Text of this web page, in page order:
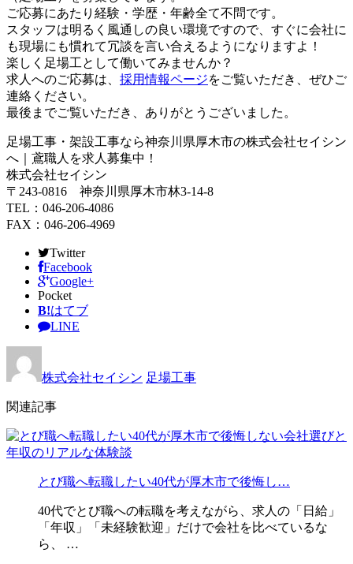
ご応募にあたり経験・学歴・年齢全て不問です。
スタッフは明るく風通しの良い環境ですので、すぐに会社に
も現場にも慣れて冗談を言い合えるようになりますよ！
楽しく足場工として働いてみませんか？
求人へのご応募は、 採用情報ページをご覧いただき、ぜひご
連絡ください。
最後までご覧いただき、ありがとうございました。
足場工事・架設工事なら神奈川県厚木市の株式会社セイシン
へ｜鳶職人を求人募集中！
株式会社セイシン
〒243-0816 神奈川県厚木市林3-14-8
TEL：046-206-4086
FAX：046-206-4969
Twitter
Facebook
Google+
Pocket
B!はてブ
LINE
株式会社セイシン 足場工事
関連記事
とび職へ転職したい40代が厚木市で後悔し…
40代でとび職への転職を考えながら、求人の「日給」
「年収」「未経験歓迎」だけで会社を比べているな
ら、 …